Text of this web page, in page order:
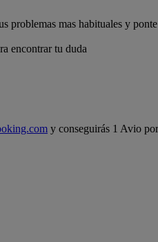
problemas mas habituales y
encontrar tu duda
y conseguirás 1 Avio